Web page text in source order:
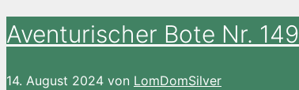
Aventurischer Bote Nr. 149
14. August 2024 von LomDomSilver